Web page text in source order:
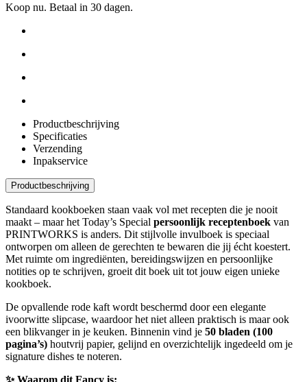
Koop nu. Betaal in 30 dagen.
Productbeschrijving
Specificaties
Verzending
Inpakservice
Productbeschrijving
Standaard kookboeken staan vaak vol met recepten die je nooit
maakt – maar het Today’s Special persoonlijk receptenboek van
PRINTWORKS is anders. Dit stijlvolle invulboek is speciaal
ontworpen om alleen de gerechten te bewaren die jij écht koestert.
Met ruimte om ingrediënten, bereidingswijzen en persoonlijke
notities op te schrijven, groeit dit boek uit tot jouw eigen unieke
kookboek.
De opvallende rode kaft wordt beschermd door een elegante
ivoorwitte slipcase, waardoor het niet alleen praktisch is maar ook
een blikvanger in je keuken. Binnenin vind je 50 bladen (100
pagina’s) houtvrij papier, gelijnd en overzichtelijk ingedeeld om je
signature dishes te noteren.
✨ Waarom dit Fancy is: